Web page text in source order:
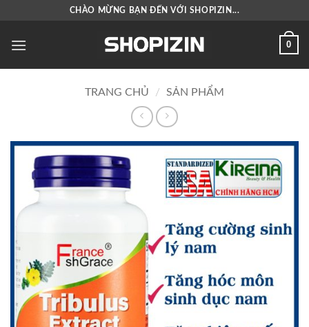
nội
CHÀO MỪNG BẠN ĐẾN VỚI SHOPIZIN...
0
TRANG CHỦ / SẢN PHẨM